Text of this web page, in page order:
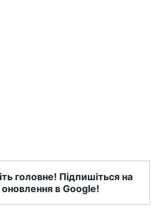
головне! Підпишіться на
оновлення в Google!